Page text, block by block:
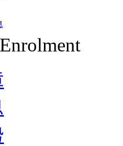
Enrolment